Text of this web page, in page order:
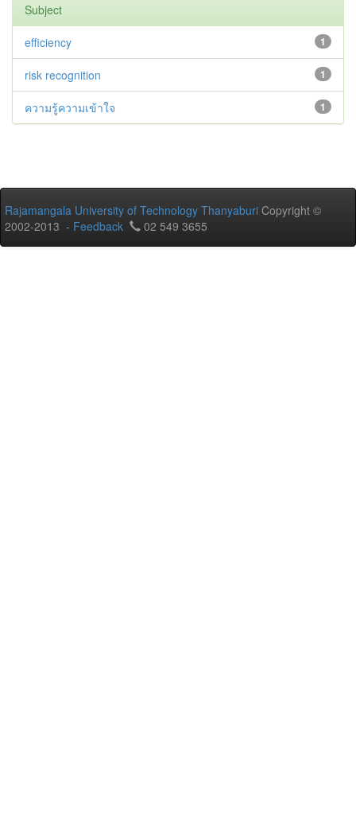
Subject
1
efficiency
1
risk recognition
1
ความรู้ความเข้าใจ
Rajamangala University of Technology Thanyaburi Copyright ©
2002-2013 - Feedback 02 549 3655